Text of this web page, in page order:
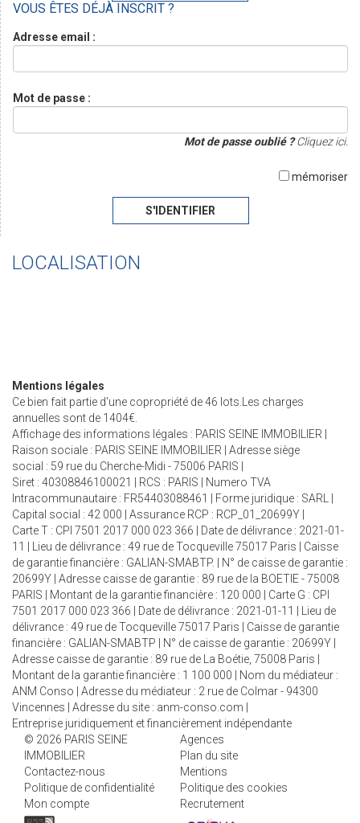
VOUS ÊTES DÉJÀ INSCRIT ?
Adresse email :
Mot de passe :
Mot de passe oublié ?Cliquez ici.
mémoriser
S'IDENTIFIER
LOCALISATION
Mentions légales
Ce bien fait partie d'une copropriété de 46 lots.Les charges
annuelles sont de 1404€.
Affichage des informations légales : PARIS SEINE IMMOBILIER |
Raison sociale : PARIS SEINE IMMOBILIER | Adresse siège
social : 59 rue du Cherche-Midi - 75006 PARIS |
Siret : 40308846100021 | RCS : PARIS | Numero TVA
Intracommunautaire : FR54403088461 | Forme juridique : SARL |
Capital social : 42 000 | Assurance RCP : RCP_01_20699Y |
Carte T : CPI 7501 2017 000 023 366 | Date de délivrance : 2021-01-
11 | Lieu de délivrance : 49 rue de Tocqueville 75017 Paris | Caisse
de garantie financière : GALIAN-SMABTP. | N° de caisse de garantie :
20699Y | Adresse caisse de garantie : 89 rue de la BOETIE - 75008
PARIS | Montant de la garantie financière : 120 000 | Carte G : CPI
7501 2017 000 023 366 | Date de délivrance : 2021-01-11 | Lieu de
délivrance : 49 rue de Tocqueville 75017 Paris | Caisse de garantie
financière : GALIAN-SMABTP | N° de caisse de garantie : 20699Y |
Adresse caisse de garantie : 89 rue de La Boétie, 75008 Paris |
Montant de la garantie financière : 1 100 000 | Nom du médiateur :
ANM Conso | Adresse du médiateur : 2 rue de Colmar - 94300
Vincennes | Adresse du site : anm-conso.com
Entreprise juridiquement et financièrement indépendante
© 2026 PARIS SEINE
IMMOBILIER
Agences
Plan du site
Contactez-nous
Mentions
Politique de confidentialité
Politique des cookies
Mon compte
Recrutement